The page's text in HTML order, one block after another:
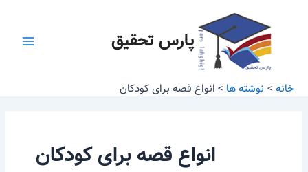
پارس تحقیق
خانه نوشته ها انواع قصه برای کودکان
انواع قصه برای کودکان